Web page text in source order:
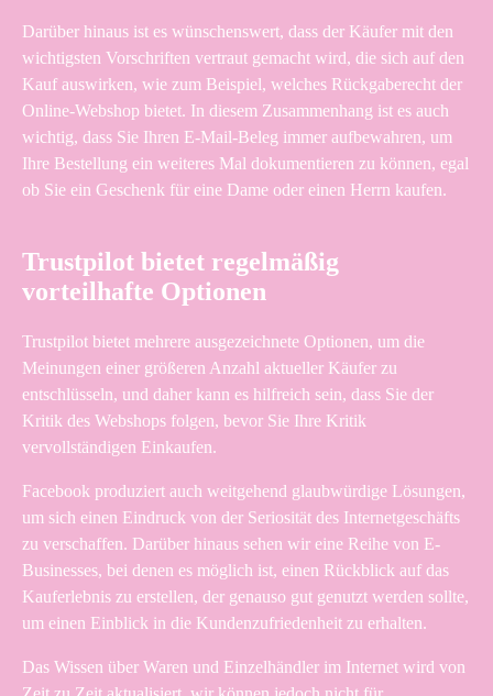
Darüber hinaus ist es wünschenswert, dass der Käufer mit den
wichtigsten Vorschriften vertraut gemacht wird, die sich auf den
Kauf auswirken, wie zum Beispiel, welches Rückgaberecht der
Online-Webshop bietet. In diesem Zusammenhang ist es auch
wichtig, dass Sie Ihren E-Mail-Beleg immer aufbewahren, um
Ihre Bestellung ein weiteres Mal dokumentieren zu können, egal
ob Sie ein Geschenk für eine Dame oder einen Herrn kaufen.
Trustpilot bietet regelmäßig
vorteilhafte Optionen
Trustpilot bietet mehrere ausgezeichnete Optionen, um die
Meinungen einer größeren Anzahl aktueller Käufer zu
entschlüsseln, und daher kann es hilfreich sein, dass Sie der
Kritik des Webshops folgen, bevor Sie Ihre Kritik
vervollständigen Einkaufen.
Facebook produziert auch weitgehend glaubwürdige Lösungen,
um sich einen Eindruck von der Seriosität des Internetgeschäfts
zu verschaffen. Darüber hinaus sehen wir eine Reihe von E-
Businesses, bei denen es möglich ist, einen Rückblick auf das
Kauferlebnis zu erstellen, der genauso gut genutzt werden sollte,
um einen Einblick in die Kundenzufriedenheit zu erhalten.
Das Wissen über Waren und Einzelhändler im Internet wird von